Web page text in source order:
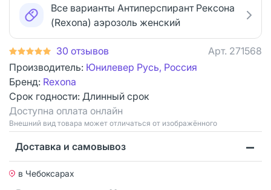
Все варианты Антиперспирант Рексона
(Rexona) аэрозоль женский
30 отзывов Арт. 271568
Производитель: Юнилевер Русь, Россия
Бренд: Rexona
Срок годности: Длинный срок
Доступна оплата онлайн
Bнешний вид товара может отличаться от изображённого
Доставка и самовывоз
в Чебоксарах